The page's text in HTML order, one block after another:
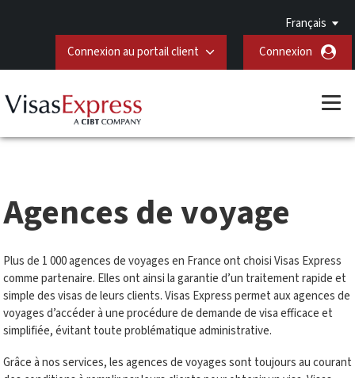
Français
Connexion au portail client
Connexion
Agences de voyage
Plus de 1 000 agences de voyages en France ont choisi Visas Express
comme partenaire. Elles ont ainsi la garantie d’un traitement rapide et
simple des visas de leurs clients. Visas Express permet aux agences de
voyages d’accéder à une procédure de demande de visa efficace et
simplifiée, évitant toute problématique administrative.
Grâce à nos services, les agences de voyages sont toujours au courant